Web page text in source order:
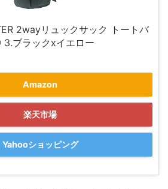
2wayリュックサック トートバ
ブラックxイエロー
Amazon
楽天市場
Yahooショッピング